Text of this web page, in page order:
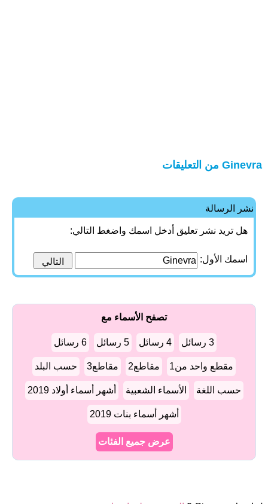
Ginevra من التعليقات
نشر الرسالة
هل تريد نشر تعليق أدخل اسمك واضغط التالي:
اسمك الأول:
تصفح الأسماء مع
3 رسائل 4 رسائل 5 رسائل 6 رسائل
مقطع واحد من1 مقاطع2 مقاطع3 حسب البلد
حسب اللغة الأسماء الشعبية أشهر أسماء أولاد 2019
أشهر أسماء بنات 2019
عرض جميع الفئات